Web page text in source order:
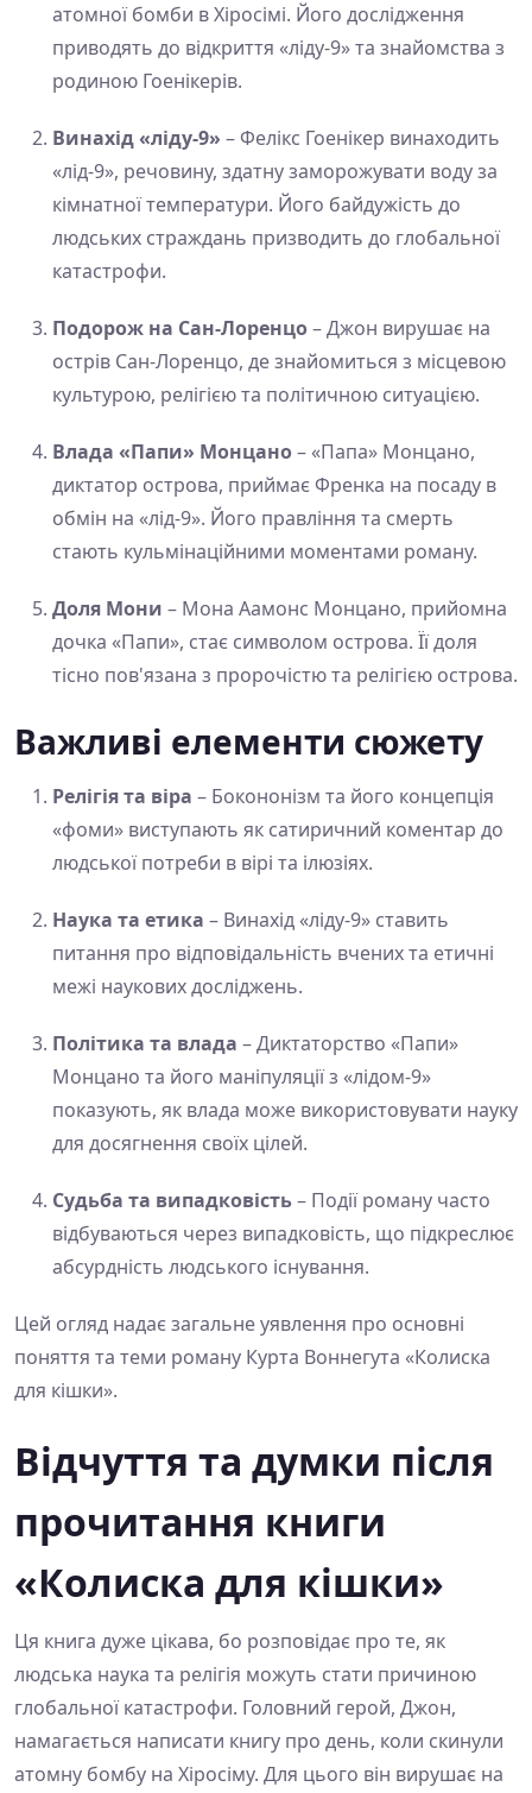
атомної бомби в Хіросімі. Його дослідження
приводять до відкриття «ліду-9» та знайомства з
родиною Гоенікерів.
Винахід «ліду-9» – Фелікс Гоенікер винаходить
«лід-9», речовину, здатну заморожувати воду за
кімнатної температури. Його байдужість до
людських страждань призводить до глобальної
катастрофи.
Подорож на Сан-Лоренцо– Джон вирушає на
острів Сан-Лоренцо, де знайомиться з місцевою
культурою, релігією та політичною ситуацією.
Влада «Папи» Монцано– «Папа» Монцано,
диктатор острова, приймає Френка на посаду в
обмін на «лід-9». Його правління та смерть
стають кульмінаційними моментами роману.
Доля Мони – Мона Аамонс Монцано, прийомна
дочка «Папи», стає символом острова. Її доля
тісно пов'язана з пророчістю та релігією острова.
Важливі елементи сюжету
Релігія та віра – Бокононізм та його концепція
«фоми» виступають як сатиричний коментар до
людської потреби в вірі та ілюзіях.
Наука та етика – Винахід «ліду-9» ставить
питання про відповідальність вчених та етичні
межі наукових досліджень.
Політика та влада – Диктаторство «Папи»
Монцано та його маніпуляції з «лідом-9»
показують, як влада може використовувати науку
для досягнення своїх цілей.
Судьба та випадковість– Події роману часто
відбуваються через випадковість, що підкреслює
абсурдність людського існування.
Цей огляд надає загальне уявлення про основні
поняття та теми роману Курта Воннегута «Колиска
для кішки».
Відчуття та думки після
прочитання книги
«Колиска для кішки»
Ця книга дуже цікава, бо розповідає про те, як
людська наука та релігія можуть стати причиною
глобальної катастрофи. Головний герой, Джон,
намагається написати книгу про день, коли скинули
атомну бомбу на Хіросіму. Для цього він вирушає на